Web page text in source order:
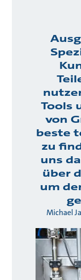
Tools
von
beste
zu
uns
über
um
Michael